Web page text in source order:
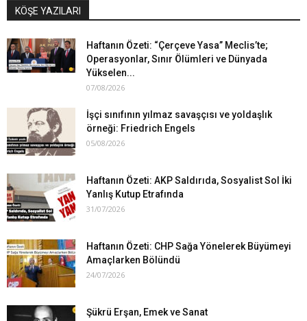
KÖŞE YAZILARI
Haftanın Özeti: “Çerçeve Yasa” Meclis’te;
Operasyonlar, Sınır Ölümleri ve Dünyada
Yükselen...
07/08/2026
İşçi sınıfının yılmaz savaşçısı ve yoldaşlık
örneği: Friedrich Engels
05/08/2026
Haftanın Özeti: AKP Saldırıda, Sosyalist Sol İki
Yanlış Kutup Etrafında
31/07/2026
Haftanın Özeti: CHP Sağa Yönelerek Büyümeyi
Amaçlarken Bölündü
24/07/2026
Şükrü Erşan, Emek ve Sanat